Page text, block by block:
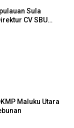
Sula
CV SBU
Maluku Utara